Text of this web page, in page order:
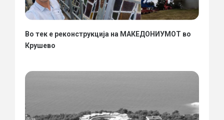
Во тек е реконструкција на МАКЕДОНИУМОТ во
Крушево